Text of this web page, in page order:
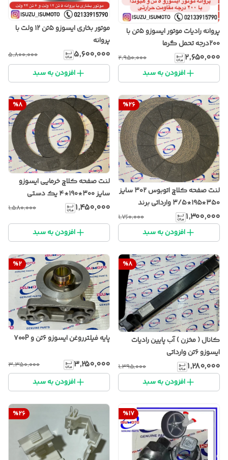
پروانه رادیات موتور ایسوزو ۵تن با
۲۰۰درجه تحمل گرما
۲٬۶۵۰٬۰۰۰ ۲٬۹۵۰٬۰۰۰
افزودن به سبد
موتور بخاری ایسوزو ۵تن ۱۲ ولت با
پروانه
۵٬۶۰۰٬۰۰۰ ۵٬۸۰۰٬۰۰۰
افزودن به سبد
%26
لنت صفحه کلاچ اتوبوس ۳۰۲ سایز
۳۵۰*۱۹۵*۳/۵ وارداتی برند
ایسوموتو
۱٬۳۰۰٬۰۰۰ ۱٬۷۶۰٬۰۰۰
افزودن به سبد
%8
لنت صفحه کلاچ خرمایی ایسوزو
سایز ۳۰۰*۱۹۰*۴ یک دستی
۱٬۴۵۰٬۰۰۰ ۱٬۵۸۰٬۰۰۰
افزودن به سبد
%8
کانال ( مخزن ) آب پایین رادیات
ایسوزو ۶تن وارداتی
۱٬۲۸۰٬۰۰۰ ۱٬۳۹۵٬۰۰۰
افزودن به سبد
%2
پایه فیلترروغن ایسوزو ۶تن و ۷۰۰P
۳٬۲۵۰٬۰۰۰ ۳٬۳۵۰٬۰۰۰
افزودن به سبد
%17
%26